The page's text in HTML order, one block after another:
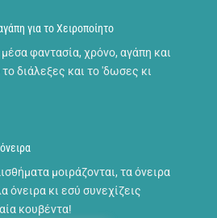
για το Χειροποίητο
φαντασία, χρόνο, αγάπη και
το διάλεξες και το 'δωσες κι
μοιράζονται, τα όνειρα
όνειρα κι εσύ συνεχίζεις
κουβέντα!